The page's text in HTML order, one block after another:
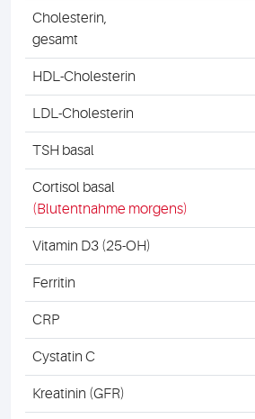
Cholesterin,
gesamt
HDL-Cholesterin
LDL-Cholesterin
TSH basal
Cortisol basal
(Blutentnahme morgens)
Vitamin D3 (25-OH)
Ferritin
CRP
Cystatin C
Kreatinin (GFR)